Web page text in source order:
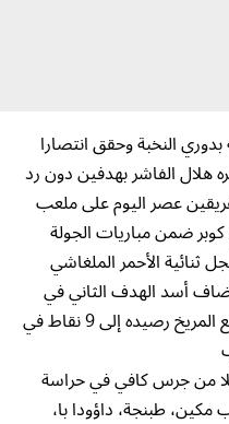
النخبة وحقق انتصارا
الفاشر بهدفين دون رد
عصر اليوم على ملعب
كوبر ضمن مباريات الجولة
ثنائية الأحمر الملغاشي
في الدقيقة 19 وأضاف أسد الهدف الثاني في
الدقيقة 34 بالنتيجة رفع المريخ رصيده إلى 9 نقاط في
من جرس كافي في حراسة
طبنجة، داؤودا با،